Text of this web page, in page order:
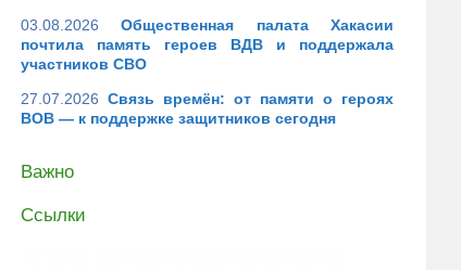
03.08.2026
Общественная палата Хакасии
почтила память героев ВДВ и поддержала
участников СВО
27.07.2026 Связь времён: от памяти о героях
ВОВ — к поддержке защитников сегодня
Важно
Ссылки